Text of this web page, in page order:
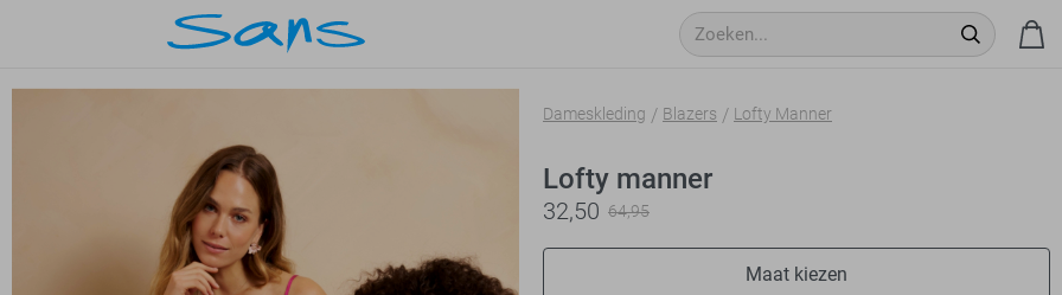
Dameskleding Blazers Lofty Manner
Lofty manner
32,50 64,95
Maat kiezen